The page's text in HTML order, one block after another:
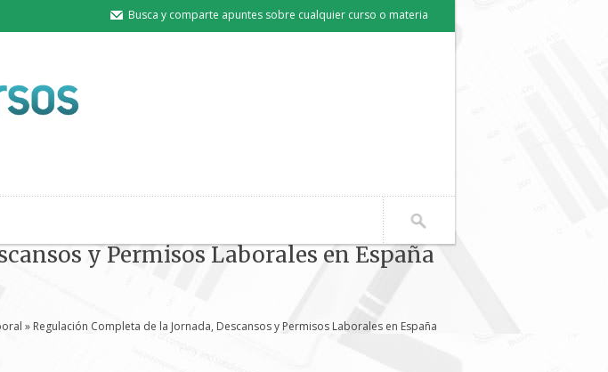
Busca y comparte apuntes sobre cualquier curso o materia
y Permisos Laborales en España
» Regulación Completa de la Jornada, Descansos y Permisos Laborales en España